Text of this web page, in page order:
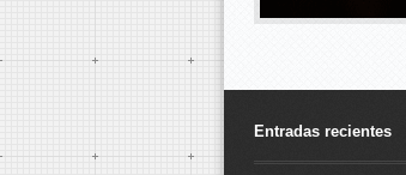
Entradas recientes